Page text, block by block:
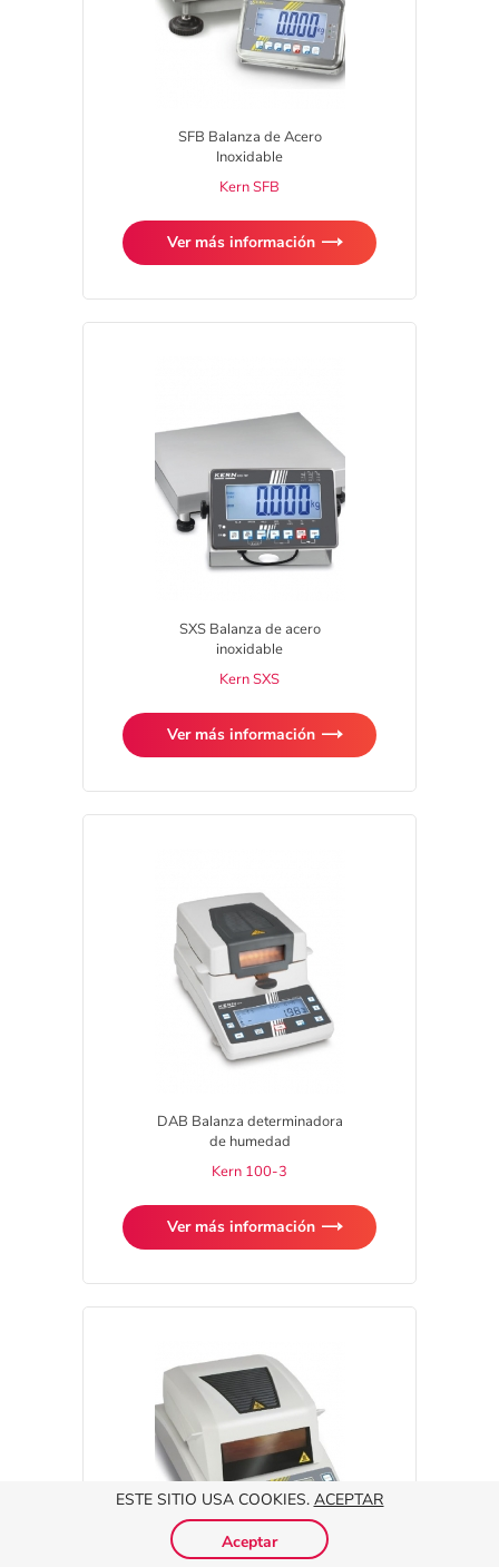
ESTE SITIO USA COOKIES. ACEPTAR
Aceptar
SFB Balanza de Acero
Inoxidable
Kern SFB
Ver más información
SXS Balanza de acero
inoxidable
Kern SXS
Ver más información
DAB Balanza determinadora
de humedad
Kern 100-3
Ver más información